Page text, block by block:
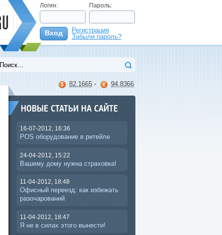
Логин: Пароль:
Вход
Регистрация
Забыли пароль?
82.1665 · 94.8366
НОВЫЕ СТАТЬИ НА САЙТЕ
16-07-2012, 16:36
POS оборудование в ритейле
24-04-2012, 15:22
Вашему дому нужна страховка!
11-04-2012, 18:48
Офисный переезд: как избежать
разочарований
11-04-2012, 18:47
Я не в силах этого вынести!